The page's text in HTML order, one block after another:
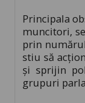
Principala
muncitori,
prin
stiu să
şi sprijin
grupuri